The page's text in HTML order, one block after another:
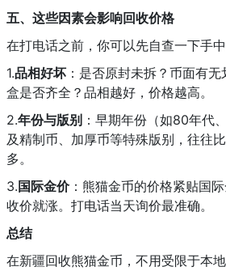
五、这些因素会影响回收价格
在打电话之前，你可以先自查一下手
1.品相好坏 ：是否原封未拆？币面有
盒是否齐全？品相越好，价格越高。
2.年份与版别 ：早期年份（如80年代
及精制币、加厚币等特殊版别，往往
多。
3. 国际金价：熊猫金币的价格紧贴国
收价就涨。打电话当天询价最准确。
总结
在新疆回收熊猫金币，不用受限于本